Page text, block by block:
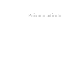
Próximo artículo